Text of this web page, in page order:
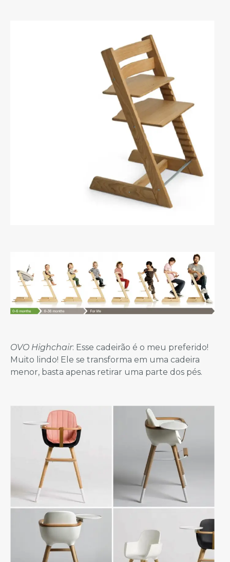
OVO Highchair: Esse cadeirão é o meu preferido!
Muito lindo! Ele se transforma em uma cadeira
menor, basta apenas retirar uma parte dos pés.